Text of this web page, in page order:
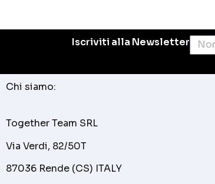
Iscriviti alla Newsletter
Chi siamo:
Together Team SRL
Via Verdi, 82/50T
87036 Rende (CS) ITALY